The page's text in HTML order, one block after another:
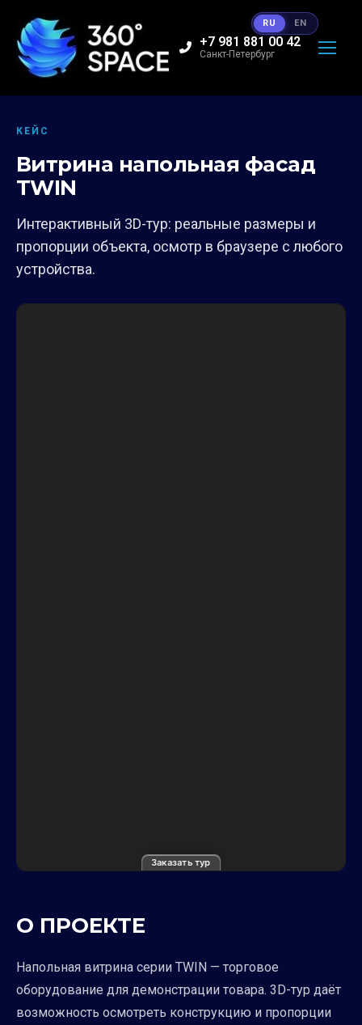
+7 981 881 00 42
Санкт-Петербург
КЕЙС
Витрина напольная фасад
TWIN
Интерактивный 3D-тур: реальные размеры и
пропорции объекта, осмотр в браузере с любого
устройства.
Заказать тур
О ПРОЕКТЕ
Напольная витрина серии TWIN — торговое
оборудование для демонстрации товара. 3D-тур даёт
возможность осмотреть конструкцию и пропорции
RU EN